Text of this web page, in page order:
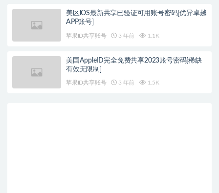
美区iOS最新共享已验证可用账号密码[优异卓越
APP账号]
苹果ID共享账号 3 年前 1.1K
美国AppleID完全免费共享2023账号密码[稀缺
有效无限制]
苹果ID共享账号 3 年前 1.5K